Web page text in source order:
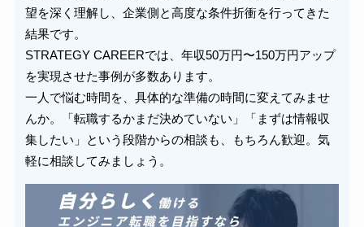
望を深く理解し、企業側と高度な条件折衝を行ってきた
結果です。
STRATEGY CAREERでは、年収50万円〜150万円アップ
を実現させた事例が多数あります。
一人で悩む時間を、具体的な準備の時間に変えてみませ
んか。「転職するかまだ決めていない」「まずは情報収
集したい」という段階からの相談も、もちろん歓迎。気
軽に相談してみましょう。